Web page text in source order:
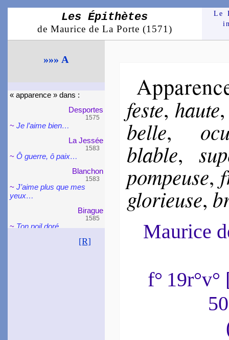
Les Épithètes
de Maurice de La Porte (1571)
Le
»»» A
« appa­rence » dans :
Des­portes
1575
~Je l’aime bien…
La Jessée
1583
~Ô guerre, ô paix…
Blan­chon
1583
~J’aime plus que mes
yeux…
Bi­rague
1585
~ Ton poil doré…
Las­phrise
[R]
feste, haute
belle,
blable,
pom­peuse,
glo­rieuse,
Maurice
f°